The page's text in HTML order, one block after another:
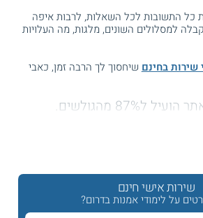
כל התשובות לכל השאלות, לרבות איפה
למסלולים השונים, מלגות, מה העלויות
בחינם שיחסוך לך הרבה זמן, כאבי
ל87% מהגולשים.
הדרום
בבאר שבע והדרום?
שירות אישי חינם
על לימודי אמנות בדרום?